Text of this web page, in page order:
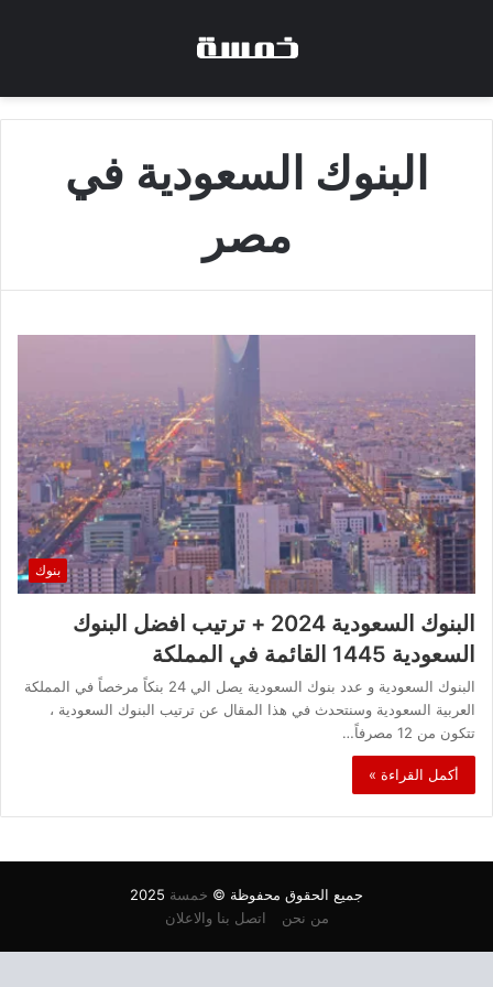
البنوك السعودية في
مصر
بنوك
البنوك السعودية 2024 + ترتيب افضل البنوك
السعودية 1445 القائمة في المملكة
البنوك السعودية و عدد بنوك السعودية يصل الي 24 بنكاً مرخصاً في المملكة
العربية السعودية وسنتحدث في هذا المقال عن ترتيب البنوك السعودية ،
تتكون من 12 مصرفاً…
أكمل القراءة »
جميع الحقوق محفوظة © خمسة
من نحن
اتصل بنا والاعلان